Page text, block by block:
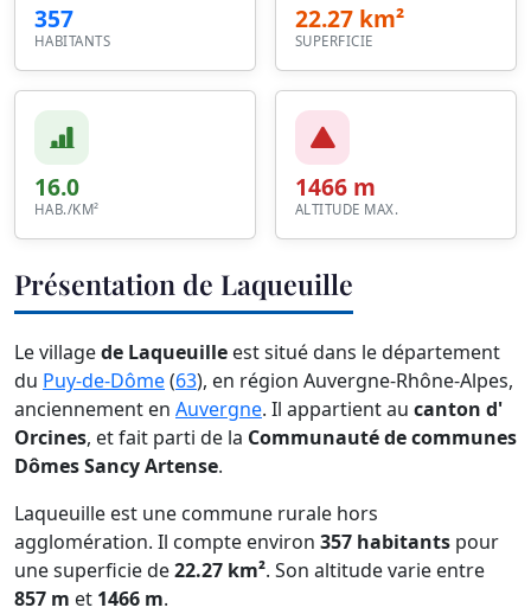
357
HABITANTS
22.27 km²
SUPERFICIE
16.0
HAB./KM²
1466 m
ALTITUDE MAX.
Présentation de Laqueuille
Le villagede Laqueuille est situé dans le département
du Puy-de-Dôme(63), en région Auvergne-Rhône-Alpes,
anciennement en Auvergne. Il appartient au canton d'
Orcines, et fait parti de la Communauté de communes
Dômes Sancy Artense.
Laqueuille est une commune rurale hors
agglomération. Il compte environ 357 habitants pour
une superficie de22.27 km². Son altitude varie entre
857 m et 1466 m.